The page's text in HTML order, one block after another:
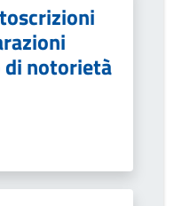
notorietà